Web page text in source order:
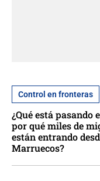
Control en fronteras
¿Qué está pasando
por qué miles de
están entrando
Marruecos?